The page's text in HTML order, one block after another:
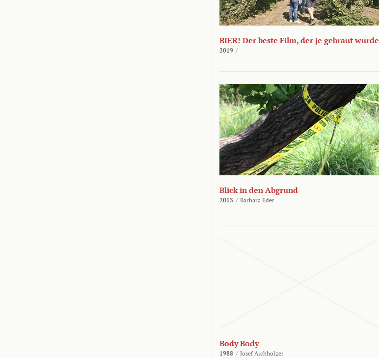
BIER! Der beste Film, der je gebraut wurde
2019 /
Blick in den Abgrund
2013 / Barbara Eder
Body Body
1988 / Josef Aichholzer